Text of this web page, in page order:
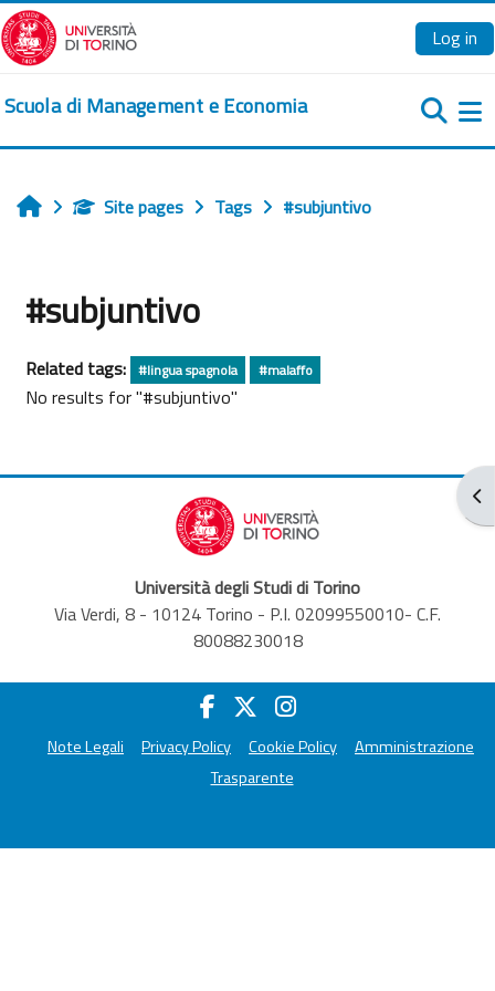
Skip to main content
Log in
Scuola di Management e Economia
HomeSite pages Tags #subjuntivo
#subjuntivo
Related tags: #lingua spagnola #malaffo
No results for "#subjuntivo"
Università degli Studi di Torino
Via Verdi, 8 - 10124 Torino - P.I. 02099550010- C.F.
80088230018
Note Legali Privacy Policy Cookie Policy
Amministrazione
Trasparente